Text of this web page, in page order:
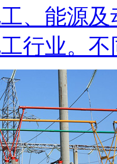
、能源
行业。